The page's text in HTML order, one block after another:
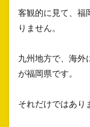
客観的に見て、福
りません。
九州地方で、海外
が福岡県です。
それだけではあり